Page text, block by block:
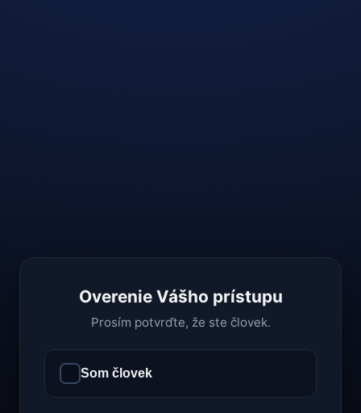
Overenie Vášho prístupu
Prosím potvrďte, že ste človek.
Som človek